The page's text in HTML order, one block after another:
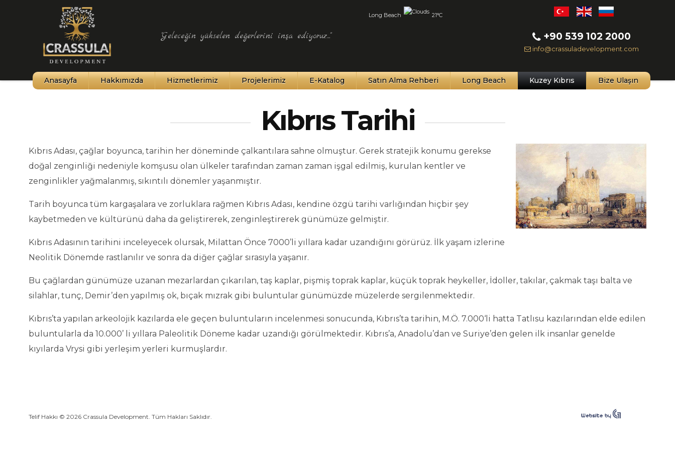
"Geleceğin yükselen değerlerini inşa ediyoruz..."
Long Beach 21°C
+90 539 102 2000
info@crassuladevelopment.com
Anasayfa Hakkımızda Hizmetlerimiz Projelerimiz E-Katalog Satın Alma Rehberi Long Beach Kuzey Kıbrıs
İklim Yapısı
Kültür ve Sanat
Tarihi Yerler ve Müzeler
Kıbrıs Mutfağı
Bize Ulaşın
Kıbrıs Tarihi
Kıbrıs Adası, çağlar boyunca, tarihin her döneminde çalkantılara sahne olmuştur. Gerek stratejik konumu gerekse
doğal zenginliği nedeniyle komşusu olan ülkeler tarafından zaman zaman işgal edilmiş, kurulan kentler ve
zenginlikler yağmalanmış, sıkıntılı dönemler yaşanmıştır.
Tarih boyunca tüm kargaşalara ve zorluklara rağmen Kıbrıs Adası, kendine özgü tarihi varlığından hiçbir şey
kaybetmeden ve kültürünü daha da geliştirerek, zenginleştirerek günümüze gelmiştir.
Kıbrıs Adasının tarihini inceleyecek olursak, Milattan Önce 7000’li yıllara kadar uzandığını görürüz. İlk yaşam izlerine
Neolitik Dönemde rastlanılır ve sonra da diğer çağlar sırasıyla yaşanır.
Bu çağlardan günümüze uzanan mezarlardan çıkarılan, taş kaplar, pişmiş toprak kaplar, küçük toprak heykeller, İdoller, takılar, çakmak taşı balta ve
silahlar, tunç, Demir’den yapılmış ok, bıçak mızrak gibi buluntular günümüzde müzelerde sergilenmektedir.
Kıbrıs’ta yapılan arkeolojik kazılarda ele geçen buluntuların incelenmesi sonucunda, Kıbrıs’ta tarihin, M.Ö. 7.000‘li hatta Tatlısu kazılarından elde edilen
buluntularla da 10.000’ li yıllara Paleolitik Döneme kadar uzandığı görülmektedir. Kıbrıs’a, Anadolu’dan ve Suriye’den gelen ilk insanlar genelde
kıyılarda Vrysi gibi yerleşim yerleri kurmuşlardır.
Telif Hakkı © 2026 Crassula Development. Tüm Hakları Saklıdır.